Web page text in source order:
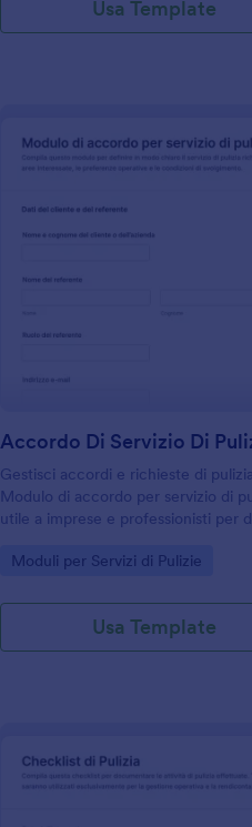
Usa Template
:
Gestisci accordi e richieste di
Modulo di accordo per servizio di
utile a imprese e professionisti per
operative con raccolta dati online in
Go to Category:
Moduli per Servizi di Pulizie
Usa Template